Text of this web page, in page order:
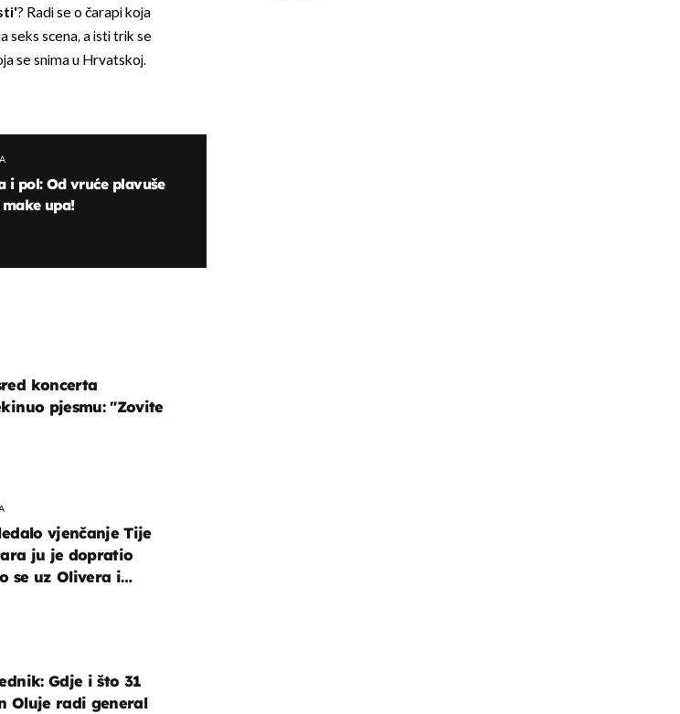
? Radi se o čarapi koja
seks scena, a isti trik se
se snima u Hrvatskoj.
i pol: Od vruće plavuše
upa!
koncerta
pjesmu: "Zovite
vjenčanje Tije
ju je dopratio
se uz Olivera i
Gdje i što 31
Oluje radi general